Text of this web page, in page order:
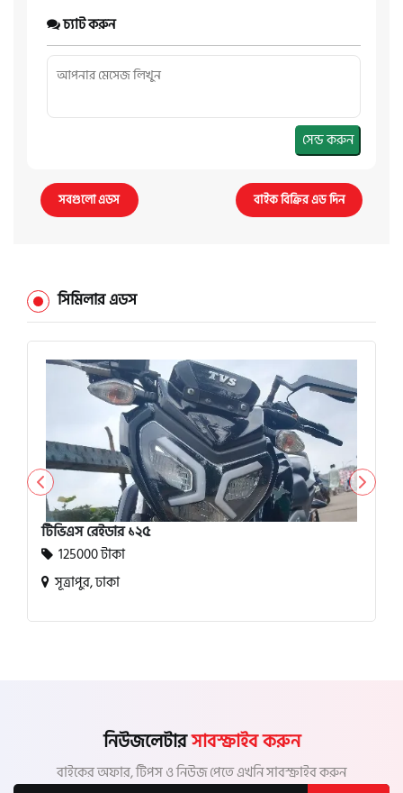
চ্যাট করুন
সেন্ড করুন
সবগুলো এডস বাইক বিক্রির এড দিন
সিমিলার এডস
টিভিএস রেইডার ১২৫
125000 টাকা
সূত্রাপুর, ঢাকা
নিউজলেটারসাবস্ক্রাইব করুন
বাইকের অফার, টিপস ও নিউজ পেতে এখনি সাবস্ক্রাইব করুন